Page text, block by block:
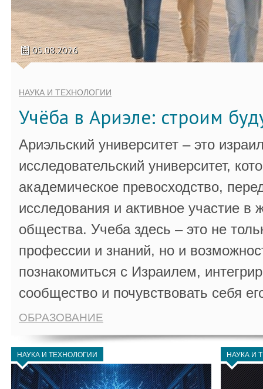
05.08.2026
НАУКА И ТЕХНОЛОГИИ
Учёба в Ариэле: строим
Ариэльский университет – это
исследовательский университет,
академическое превосходство,
исследования и активное участие в
общества. Учеба здесь – это не
профессии и знаний, но и
познакомиться с Израилем,
сообщество и почувствовать себя
ОБРАЗОВАНИЕ
НАУКА И ТЕХНОЛОГИИ НАУКА И